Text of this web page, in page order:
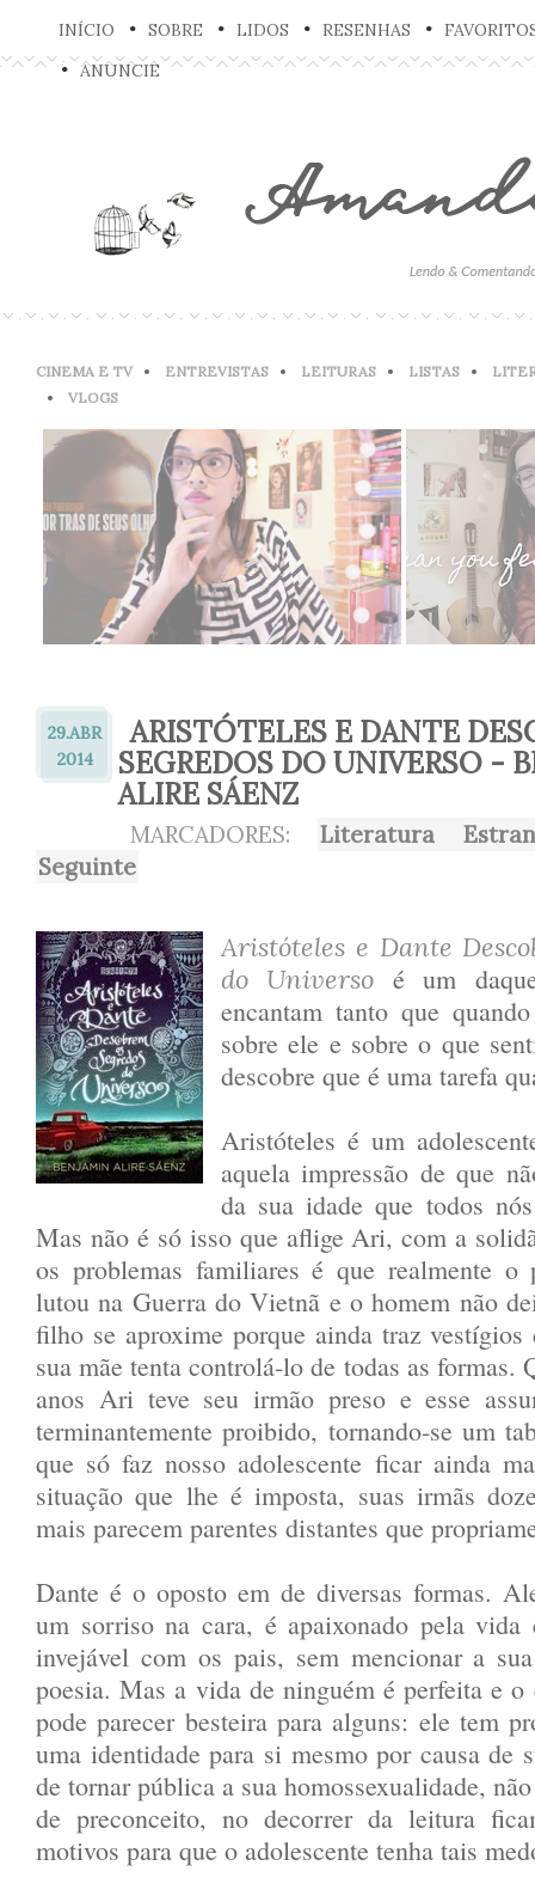
INÍCIO SOBRE LIDOS RESENHAS
ANUNCIE
CINEMA E TV ENTREVISTAS LEITURAS LISTAS
VLOGS
29.ABR
2014
ARISTÓTELES E DANTE
SEGREDOS DO UNIVERSO -
ALIRE SÁENZ
MARCADORES: Literatura
Seguinte
Aristóteles e Dante
do Universo é um
encantam tanto que
sobre ele e sobre o que
descobre que é uma tarefa
Aristóteles é um
aquela impressão de que
da sua idade que todos
Mas não é só isso que aflige Ari, com a
os problemas familiares é que realmente o
lutou na Guerra do Vietnã e o homem não
filho se aproxime porque ainda traz
sua mãe tenta controlá-lo de todas as formas.
anos Ari teve seu irmão preso e esse
terminantemente proibido, tornando-se um
que só faz nosso adolescente ficar ainda
situação que lhe é imposta, suas irmãs
mais parecem parentes distantes que
Dante é o oposto em de diversas formas.
um sorriso na cara, é apaixonado pela vida
invejável com os pais, sem mencionar a
poesia. Mas a vida de ninguém é perfeita e o
pode parecer besteira para alguns: ele tem
uma identidade para si mesmo por causa de
de tornar pública a sua homossexualidade,
de preconceito, no decorrer da leitura
motivos para que o adolescente tenha tais